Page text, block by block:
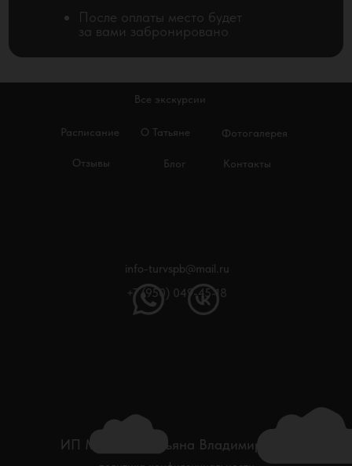
После оплаты место будет
за вами забронировано
ИП Макеева Татьяна Владимировна
+7 (950) 049-45-18
info-turvspb@mail.ru
О Татьяне Фотогалерея
Отзывы Контакты
Расписание
Блог
Все экскурсии